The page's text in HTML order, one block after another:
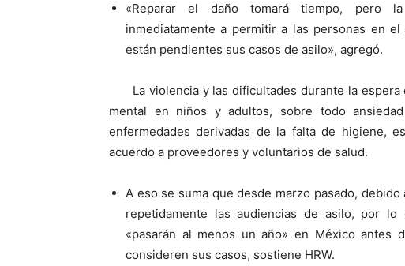
«Reparar el daño tomará tiempo, pero
inmediatamente a permitir a las personas en
están pendientes sus casos de asilo», agregó.
La violencia y las dificultades durante la
mental en niños y adultos, sobre todo
enfermedades derivadas de la falta de higiene,
acuerdo a proveedores y voluntarios de salud.
A eso se suma que desde marzo pasado,
repetidamente las audiencias de asilo, por
«pasarán al menos un año» en México antes
consideren sus casos, sostiene HRW.